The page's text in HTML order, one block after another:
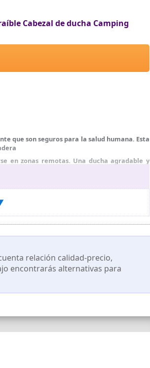
Cabezal de ducha Camping
que son seguros para la salud humana. Esta
en zonas remotas. Una ducha agradable y
con flujo de agua bajo a alto. Te ofrece una
absorber eficazmente la energía solar para
hay un indicador de temperatura (°C/°F)
de PVC, brazo y sistema de cuerda, que se
al aire libre, gran opción de ducha para
relación calidad-precio,
encontrarás alternativas para